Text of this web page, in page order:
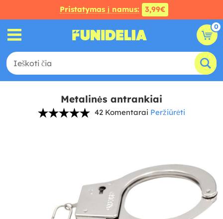
Pristatymas į namus: 3,99€
0
Metalinės antrankiai
42 Komentarai Peržiūrėti